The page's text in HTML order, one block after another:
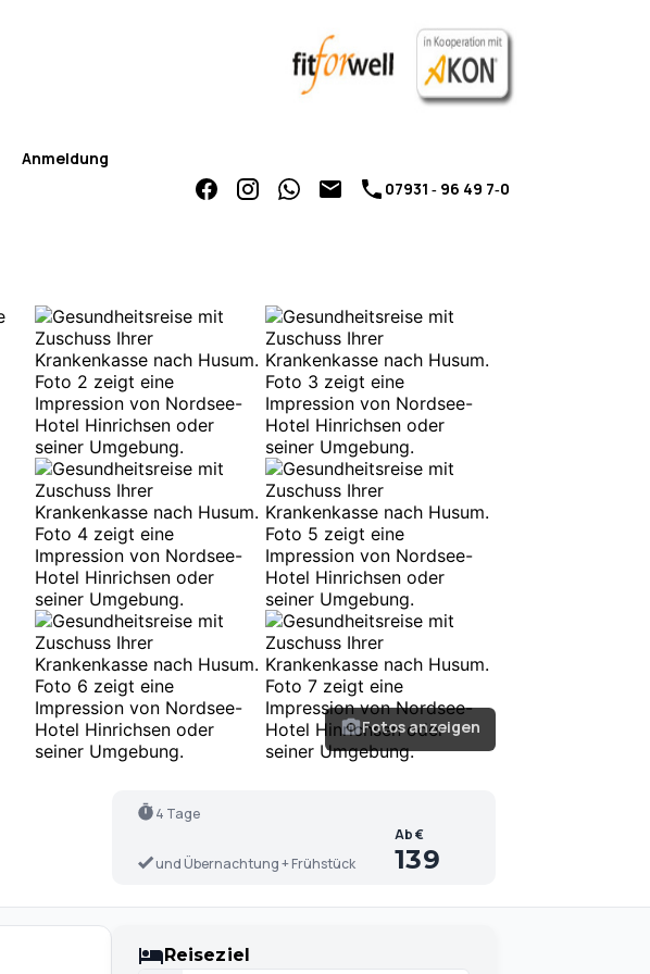
Anmeldung
07931 ‑ 96 49 7‑0
Fotos anzeigen
4 Tage
und Übernachtung + Frühstück
Ab €
139
Reiseziel